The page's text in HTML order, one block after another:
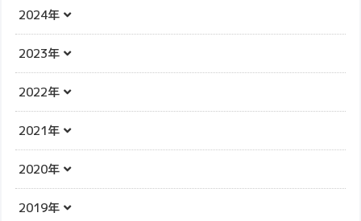
2024年
2023年
2022年
2021年
2020年
2019年